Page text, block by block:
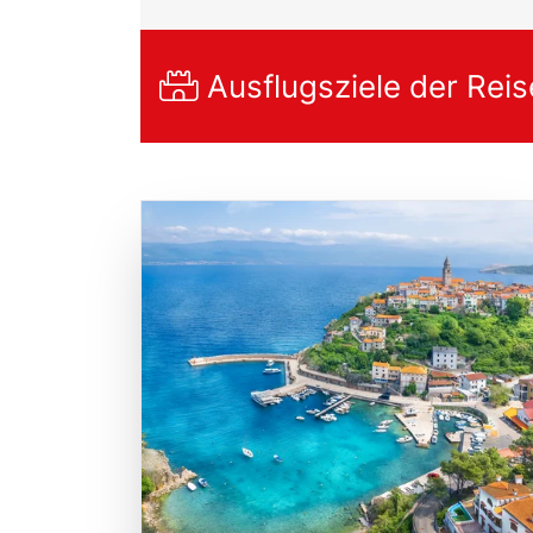
Ausflugsziele der